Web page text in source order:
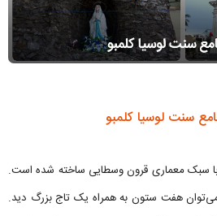
سنت لوسیا کلمبو
سبک معماری قرون وسطایی ساخته شده است.
می‌توان هفت ستون به همراه یک تاج بزرگ دید.